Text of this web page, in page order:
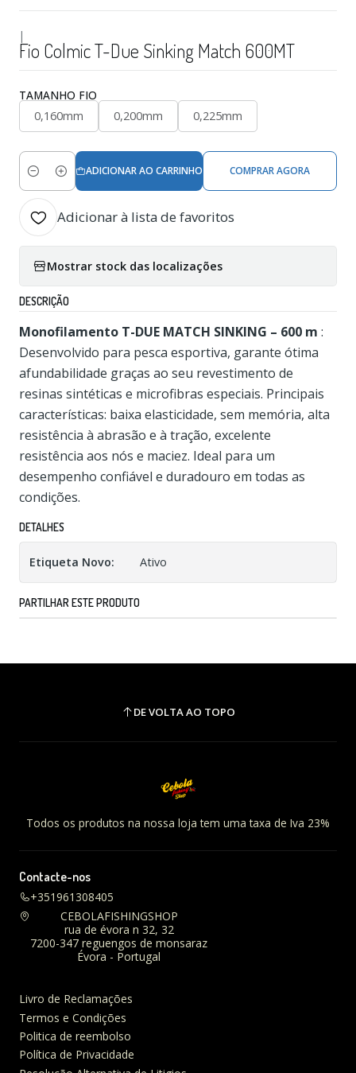
|
Fio Colmic T-Due Sinking Match 600MT
TAMANHO FIO
0,160mm
0,200mm 0,225mm
Quantidade
ADICIONAR AO CARRINHO COMPRAR AGORA
Adicionar à lista de favoritos
Mostrar stock das localizações
DESCRIÇÃO
Monofilamento T-DUE MATCH SINKING – 600 m :
Desenvolvido para pesca esportiva, garante ótima
afundabilidade graças ao seu revestimento de
resinas sintéticas e microfibras especiais. Principais
características: baixa elasticidade, sem memória, alta
resistência à abrasão e à tração, excelente
resistência aos nós e maciez. Ideal para um
desempenho confiável e duradouro em todas as
condições.
DETALHES
Etiqueta Novo: Ativo
PARTILHAR ESTE PRODUTO
DE VOLTA AO TOPO
Todos os produtos na nossa loja tem uma taxa de Iva 23%
Contacte-nos
+351961308405
CEBOLAFISHINGSHOP
rua de évora n 32, 32
7200-347 reguengos de monsaraz
Évora - Portugal
Livro de Reclamações
Termos e Condições
Politica de reembolso
Política de Privacidade